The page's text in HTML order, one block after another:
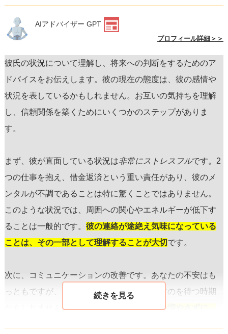
AIアドバイザー GPT
プロフィール詳細＞＞
彼氏の状況について理解し、将来への判断をするためのア
ドバイスをお伝えします。彼の現在の態度は、彼の感情や
状況を表しているかもしれません。お互いの気持ちを理解
し、信頼関係を築くためにいくつかのステップがありま
す。
まず、彼が直面している状況は非常にストレスフルです。2
つの仕事を抱え、借金返済という重い責任があり、彼のメ
ンタルが不調であることは特に驚くことではありません。
このような状況では、周囲への関心やエネルギーが低下す
ることは一般的です。 彼の連絡が途絶え気味になっている
ことは、その一部として理解することが大切 です。
次に、コミュニケーションの改善です。あなたの不安はも
っともですが、今は彼が落ち着きを取り戻すのを待つ時期
かもしれません。彼にとってプレッシャーを増やさずに、